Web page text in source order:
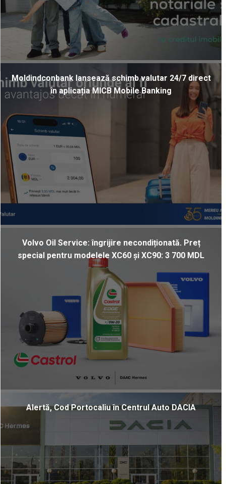
Moldindconbank lansează schimb valutar 24/7 direct
în aplicația MICB Mobile Banking
Volvo Oil Service: îngrijire necondiționată. Preț
special pentru modelele XC60 și XC90: 3 700 MDL
Alertă, Cod Portocaliu în Centrul Auto DACIA